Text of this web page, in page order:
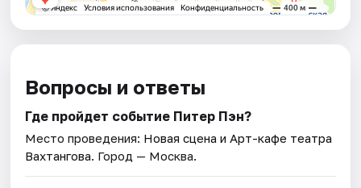
Вопросы и ответы
Где пройдет событие Питер Пэн?
Место проведения: Новая сцена и Арт-кафе театра
Вахтангова. Город — Москва.